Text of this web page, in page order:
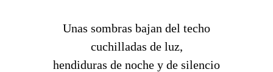
Unas sombras bajan del techo
cuchilladas de luz,
hendiduras de noche y de silencio